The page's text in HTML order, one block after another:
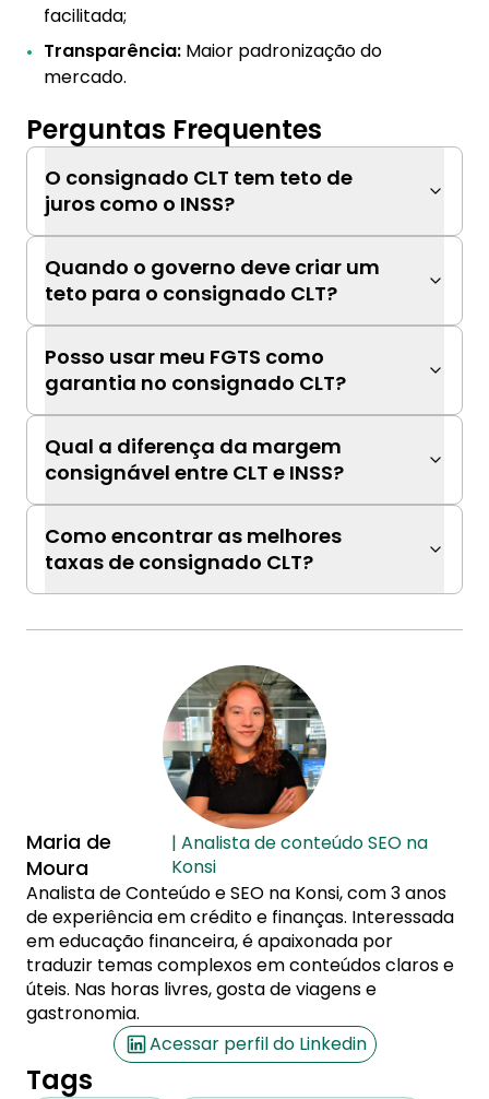
facilitada;
Transparência: Maior padronização do
mercado.
Perguntas Frequentes
O consignado CLT tem teto de
juros como o INSS?
Quando o governo deve criar um
teto para o consignado CLT?
Posso usar meu FGTS como
garantia no consignado CLT?
Qual a diferença da margem
consignável entre CLT e INSS?
Como encontrar as melhores
taxas de consignado CLT?
Maria de
Moura
| Analista de conteúdo SEO na
Konsi
Analista de Conteúdo e SEO na Konsi, com 3 anos
de experiência em crédito e finanças. Interessada
em educação financeira, é apaixonada por
traduzir temas complexos em conteúdos claros e
úteis. Nas horas livres, gosta de viagens e
gastronomia.
Acessar perfil do Linkedin
Tags